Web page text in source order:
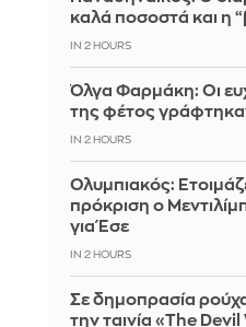
καλά ποσοστά και η
IN 2 HOURS
Όλγα Φαρμάκη: Οι
της φέτος
IN 2 HOURS
Ολυμπιακός:
πρόκριση ο
για Έσε
IN 2 HOURS
Σε δημοπρασία
την ταινία «The